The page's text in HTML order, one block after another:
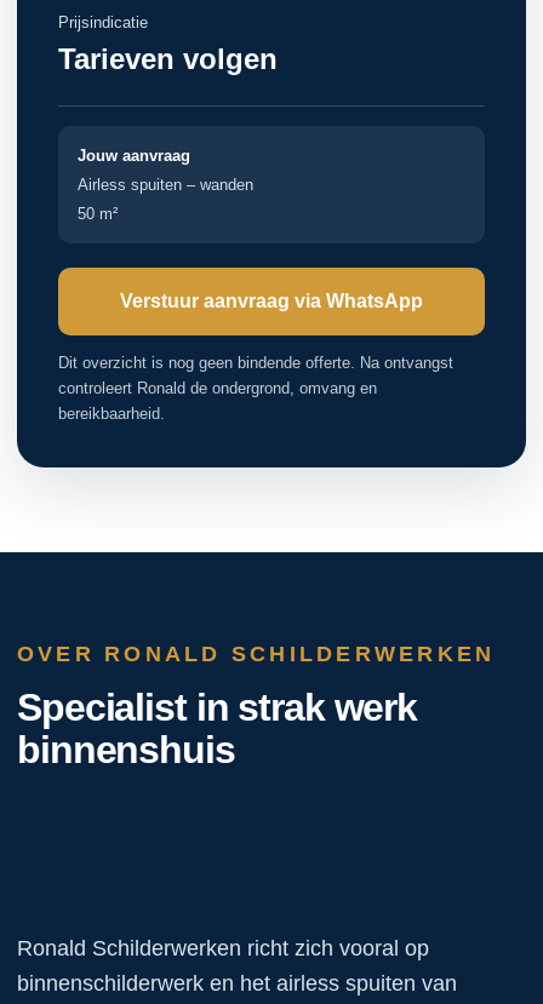
Prijsindicatie
Tarieven volgen
Jouw aanvraag
Airless spuiten – wanden
50 m²
Verstuur aanvraag via WhatsApp
Dit overzicht is nog geen bindende offerte. Na ontvangst
controleert Ronald de ondergrond, omvang en
bereikbaarheid.
OVER RONALD SCHILDERWERKEN
Specialist in strak werk
binnenshuis
Ronald Schilderwerken richt zich vooral op
binnenschilderwerk en het airless spuiten van